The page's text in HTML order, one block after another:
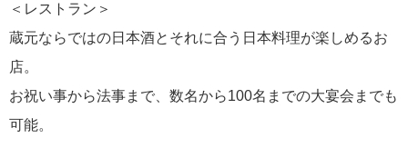
＜レストラン＞
蔵元ならではの日本酒とそれに合う日本料理が楽しめるお
店。
お祝い事から法事まで、数名から100名までの大宴会までも
可能。